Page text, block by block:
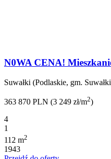
N0WA CENA!
Suwałki (Podlaskie, gm.
363 870 PLN (3 249 zł/m2)
4
1
112 m2
1943